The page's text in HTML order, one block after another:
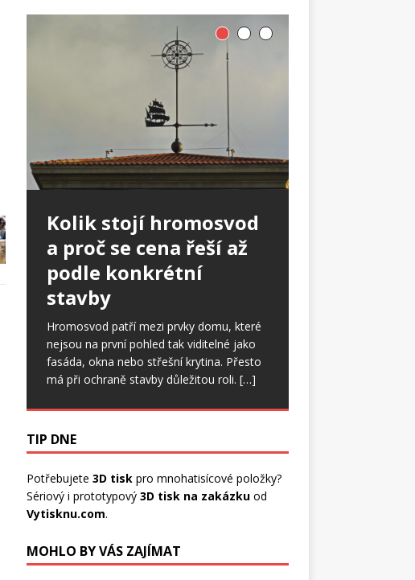
Kolik stojí hromosvod
a proč se cena řeší až
podle konkrétní
stavby
Hromosvod patří mezi prvky domu, které
nejsou na první pohled tak viditelné jako
fasáda, okna nebo střešní krytina. Přesto
má při ochraně stavby důležitou roli. […]
TIP DNE
Potřebujete 3D tiskpro mnohatisícové položky?
Sériový i prototypový 3D tisk na zakázkuod
Vytisknu.com.
MOHLO BY VÁS ZAJÍMAT